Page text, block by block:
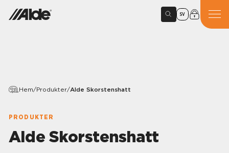
SV
Hem/Produkter/Alde Skorstenshatt
PRODUKTER
Alde Skorstenshatt